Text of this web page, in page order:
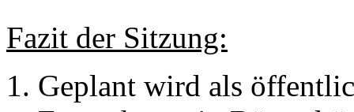
Fazit der Sitzung:
Geplant wird als